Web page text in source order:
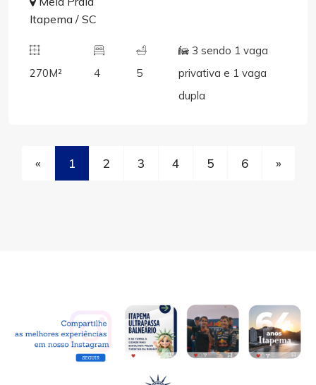
Itapema / SC
270M² 4 5
3 sendo 1 vaga
privativa e 1 vaga
dupla
« 1 2 3 4 5 6 »